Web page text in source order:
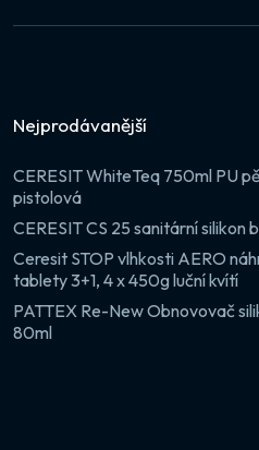
Nejprodávanější
CERESIT WhiteTeq 750ml PU
pistolová
CERESIT CS 25 sanitární silikon
Ceresit STOP vlhkosti AERO
tablety 3+1, 4 x 450g luční kvítí
PATTEX Re-New Obnovovač
80ml